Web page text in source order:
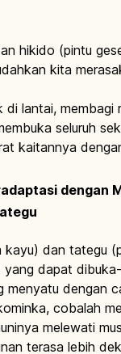
hikido (pintu
kita
di lantai, membagi
seluruh
kaitannya
dengan
kayu) dan tategu
dapat
menyatu dengan
cobalah
melewati
terasa lebih